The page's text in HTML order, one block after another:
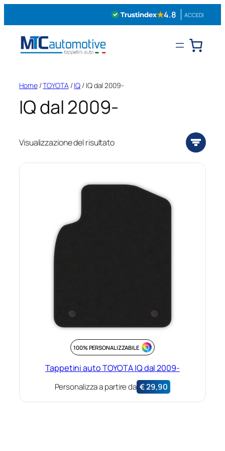
★4.8 ACCEDI
Home/TOYOTA/IQ / IQ dal 2009-
IQ dal 2009-
Visualizzazione del risultato
100% PERSONALIZZABILE
Tappetini auto TOYOTA IQ dal 2009-
Personalizza a partire da €29,90